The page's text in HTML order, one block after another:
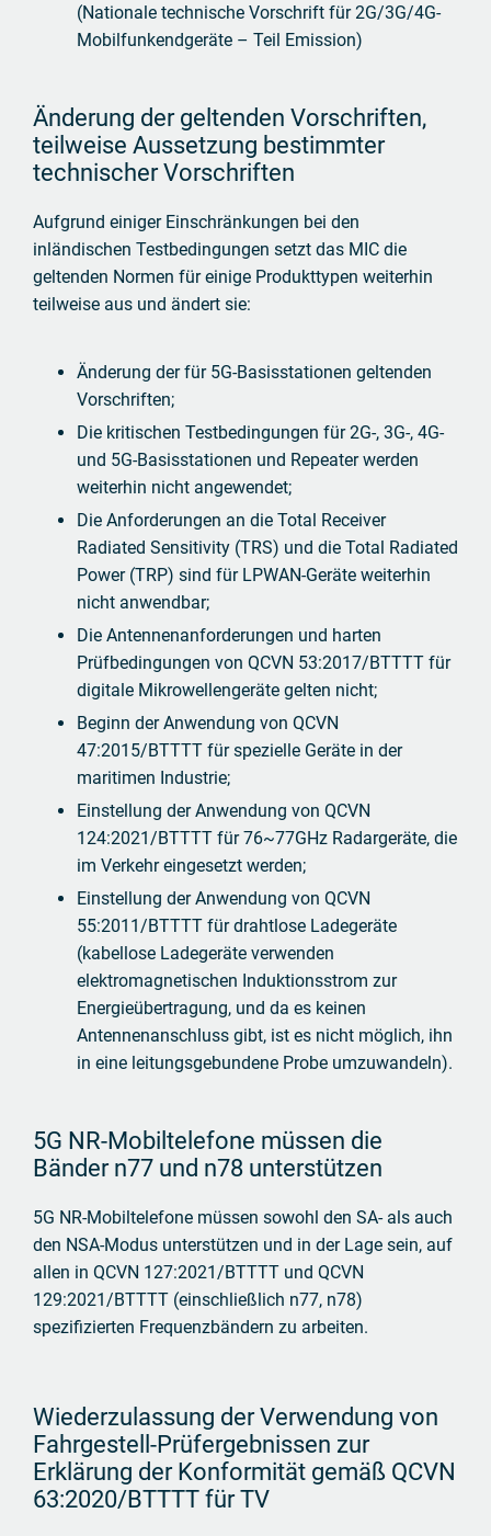
(Nationale technische Vorschrift für 2G/3G/4G-
Mobilfunkendgeräte – Teil Emission)
Änderung der geltenden Vorschriften,
teilweise Aussetzung bestimmter
technischer Vorschriften
Aufgrund einiger Einschränkungen bei den
inländischen Testbedingungen setzt das MIC die
geltenden Normen für einige Produkttypen weiterhin
teilweise aus und ändert sie:
Änderung der für 5G-Basisstationen geltenden
Vorschriften;
Die kritischen Testbedingungen für 2G-, 3G-, 4G-
und 5G-Basisstationen und Repeater werden
weiterhin nicht angewendet;
Die Anforderungen an die Total Receiver
Radiated Sensitivity (TRS) und die Total Radiated
Power (TRP) sind für LPWAN-Geräte weiterhin
nicht anwendbar;
Die Antennenanforderungen und harten
Prüfbedingungen von QCVN 53:2017/BTTTT für
digitale Mikrowellengeräte gelten nicht;
Beginn der Anwendung von QCVN
47:2015/BTTTT für spezielle Geräte in der
maritimen Industrie;
Einstellung der Anwendung von QCVN
124:2021/BTTTT für 76~77GHz Radargeräte, die
im Verkehr eingesetzt werden;
Einstellung der Anwendung von QCVN
55:2011/BTTTT für drahtlose Ladegeräte
(kabellose Ladegeräte verwenden
elektromagnetischen Induktionsstrom zur
Energieübertragung, und da es keinen
Antennenanschluss gibt, ist es nicht möglich, ihn
in eine leitungsgebundene Probe umzuwandeln).
5G NR-Mobiltelefone müssen die
Bänder n77 und n78 unterstützen
5G NR-Mobiltelefone müssen sowohl den SA- als auch
den NSA-Modus unterstützen und in der Lage sein, auf
allen in QCVN 127:2021/BTTTT und QCVN
129:2021/BTTTT (einschließlich n77, n78)
spezifizierten Frequenzbändern zu arbeiten.
Wiederzulassung der Verwendung von
Fahrgestell-Prüfergebnissen zur
Erklärung der Konformität gemäß QCVN
63:2020/BTTTT für TV